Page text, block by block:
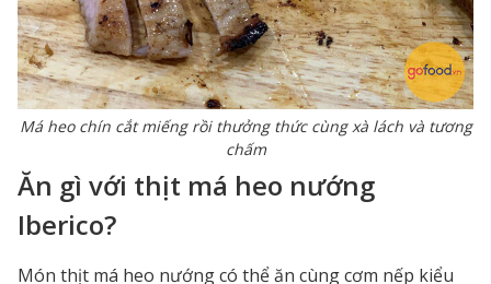
Má heo chín cắt miếng rồi thưởng thức cùng xà lách và tương
chấm
Ăn gì với thịt má heo nướng
Iberico?
Món thịt má heo nướng có thể ăn cùng cơm nếp kiểu